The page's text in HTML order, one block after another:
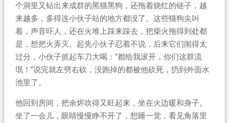
个洞里又钻出来成群的黑猫黑狗，还拖着烧红的链子，越
来越多，多得连小伙子站的地方都没了。这些猫狗尖叫
着，声音吓人，还在火堆上踩来踩去，把柴火拖得到处都
是，想把火弄灭。起先小伙子忍着不说，后来它们闹得太
过分，小伙子抓起车刀大喝：“都给我滚开，你们这群流
氓！”说完就左劈右砍，没跑掉的都被他砍死，扔到外面水
池里了。
他回到房间，把余烬吹得又旺起来，坐在火边暖和身子。
坐了一会儿，眼睛慢慢睁不开了，想睡一觉，看见角落里